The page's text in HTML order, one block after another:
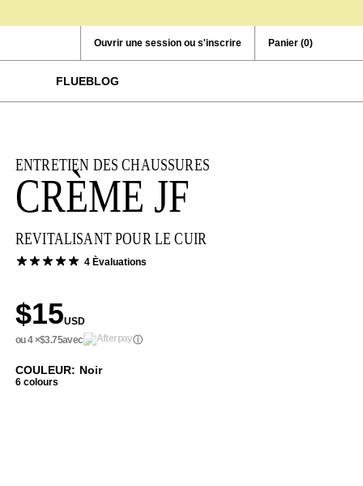
Ouvrir une session ou s'inscrire Panier (0)
FLUEBLOG
ENTRETIEN DES CHAUSSURES
CRÈME JF
REVITALISANT POUR LE CUIR
4 Èvaluations
$15USD
ou 4 ×$3.75avec ⓘ
COULEUR: Noir
6 colours